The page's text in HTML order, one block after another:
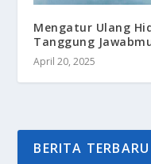
Mengatur Ulang
Tanggung
April 20, 2025
BERITA TERBARU